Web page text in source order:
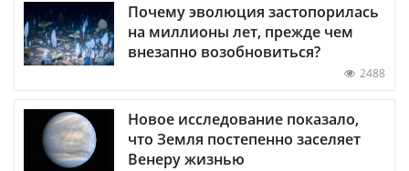
Почему эволюция застопорилась
на миллионы лет, прежде чем
внезапно возобновиться?
2488
Новое исследование показало,
что Земля постепенно заселяет
Венеру жизнью